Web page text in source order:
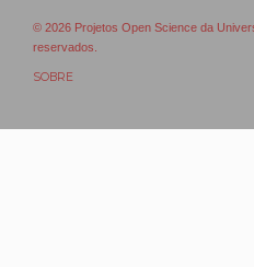
© 2026 Projetos Open Science da
reservados.
SOBRE